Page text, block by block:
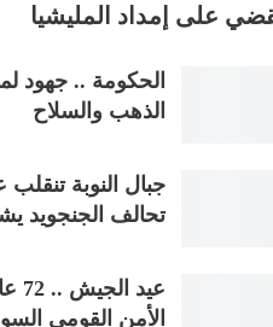
على إمداد المليشيا
الحكومة .. جهود
الذهب والسلاح
جبال النوبة
تحالف الجنجويد
الأمن القومي